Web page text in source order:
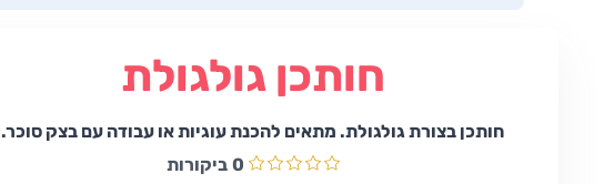
חותכן גולגולת
חותכן בצורת גולגולת. מתאים להכנת עוגיות או עבודה עם בצק סוכר.
0 ביקורות